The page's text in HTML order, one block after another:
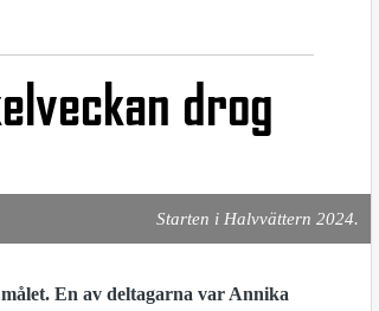
drog
Starten i Halvvättern 2024.
En av deltagarna var Annika